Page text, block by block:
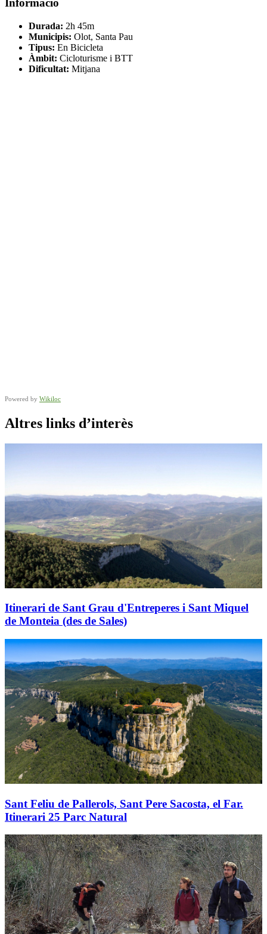
Informació
Durada: 2h 45m
Municipis: Olot, Santa Pau
Tipus: En Bicicleta
Àmbit: Cicloturisme i BTT
Dificultat: Mitjana
Powered by Wikiloc
Altres links d’interès
Itinerari de Sant Grau d'Entreperes i Sant Miquel
de Monteia (des de Sales)
Sant Feliu de Pallerols, Sant Pere Sacosta, el Far.
Itinerari 25 Parc Natural